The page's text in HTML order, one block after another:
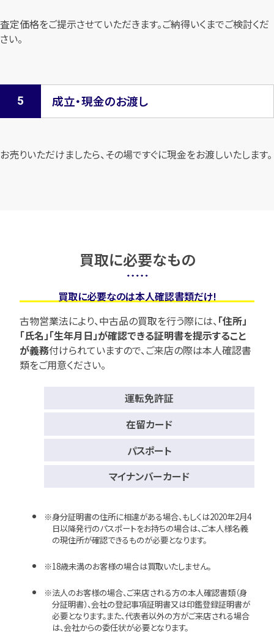
査定価格をご提示させていただきます。ご納得いくまでご検討くだ
さい。
成立・現金のお渡し
お売りいただけましたら、その場ですぐに現金をお渡しいたします。
買取に必要なもの
買取に必要なのは本人確認書類だけ!
古物営業法により、中古品の買取を行う際には、「住所」
「氏名」「生年月日」が確認できる証明書を提示すること
が義務付けられていますので、ご来店の際は本人確認書
類をご用意ください。
運転免許証
在留カード
パスポート
マイナンバーカード
身分証明書の住所に相違がある場合、もしくは2020年2月4
日以降発行のパスポートをお持ちの場合は、ご本人様名義
の現住所が確認できるものが必要となります。
18歳未満のお客様の場合は買取いたしません。
法人のお客様の場合、ご来店される方の本人確認書類（身
分証明書）、会社の登記事項証明書又は印鑑登録証明書が
必要となります。また、代表者以外の方がご来店される場合
は、会社からの委任状が必要となります。